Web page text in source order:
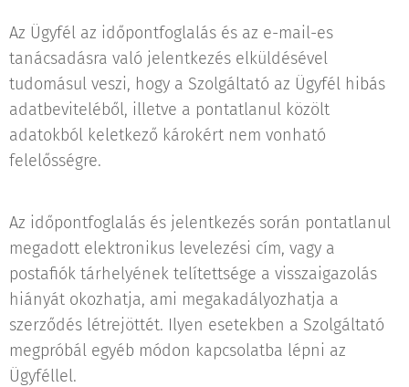
Az Ügyfél az időpontfoglalás és az e-mail-es
tanácsadásra való jelentkezés elküldésével
tudomásul veszi, hogy a Szolgáltató az Ügyfél hibás
adatbeviteléből, illetve a pontatlanul közölt
adatokból keletkező károkért nem vonható
felelősségre.
Az időpontfoglalás és jelentkezés során pontatlanul
megadott elektronikus levelezési cím, vagy a
postafiók tárhelyének telítettsége a visszaigazolás
hiányát okozhatja, ami megakadályozhatja a
szerződés létrejöttét. Ilyen esetekben a Szolgáltató
megpróbál egyéb módon kapcsolatba lépni az
Ügyféllel.